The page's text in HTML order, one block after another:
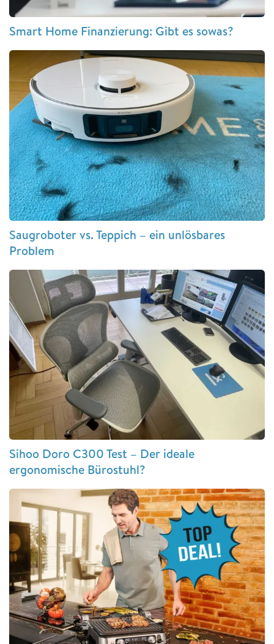
Smart Home Finanzierung: Gibt es sowas?
Saugroboter vs. Teppich – ein unlösbares
Problem
Sihoo Doro C300 Test – Der ideale
ergonomische Bürostuhl?